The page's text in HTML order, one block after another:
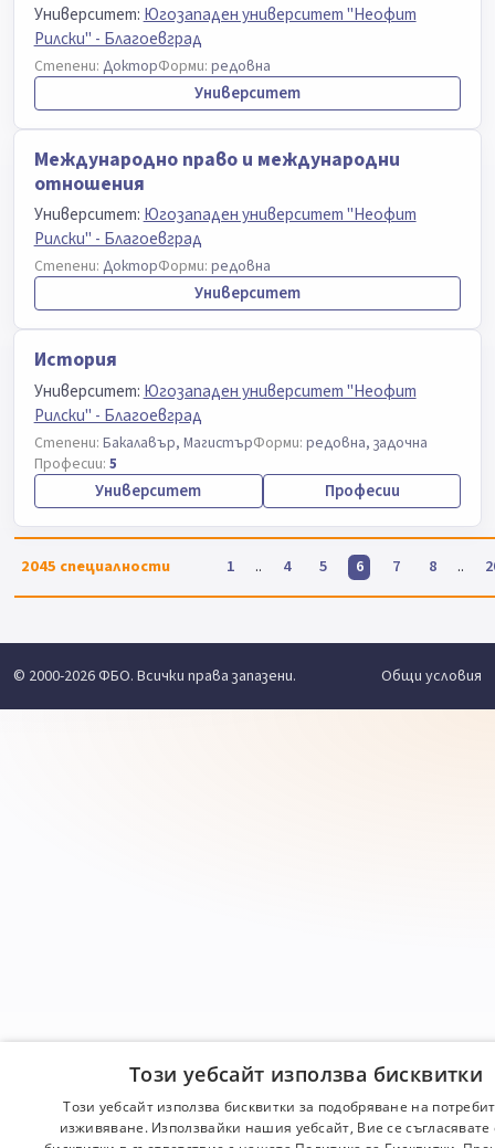
Университет: Югозападен университет "Неофит
Рилски" - Благоевград
Степени: ДокторФорми: редовна
Университет
Международно право и международни
отношения
Университет: Югозападен университет "Неофит
Рилски" - Благоевград
Степени: ДокторФорми: редовна
Университет
История
Университет: Югозападен университет "Неофит
Рилски" - Благоевград
Степени: Бакалавър, МагистърФорми: редовна, задочна
Професии: 5
Университет Професии
2045 специалности 1 .. 4 5 6 7 8 ..
© 2000-2026 ФБО. Всички права запазени. Общи условия
Този уебсайт използва бисквитки
Този уебсайт използва бисквитки за подобряване на
изживяване. Използвайки нашия уебсайт, Вие се съгласявате